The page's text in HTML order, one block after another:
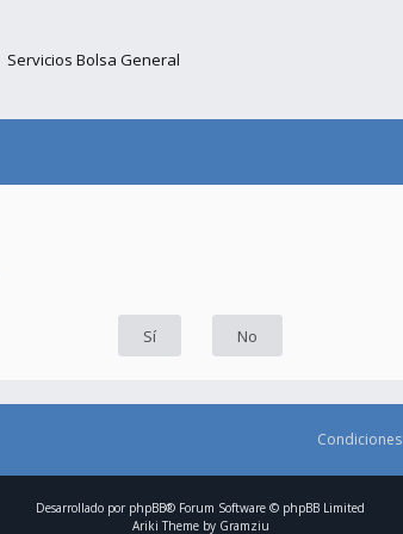
Servicios Bolsa General
Condiciones
Desarrollado por phpBB® Forum Software © phpBB Limited
Ariki Theme by Gramziu